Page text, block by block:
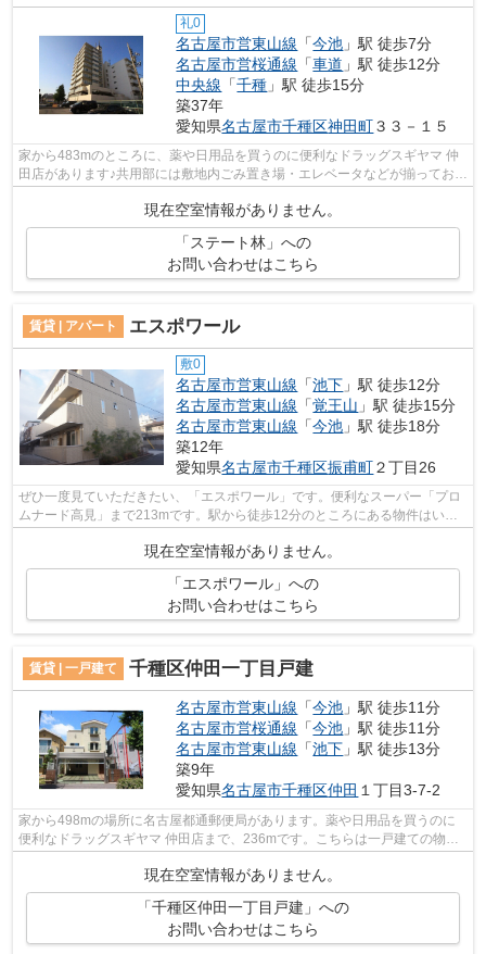
礼0
名古屋市営東山線 「今池 」駅 徒歩7分
名古屋市営桜通線 「車道 」駅 徒歩12分
中央線 「千種 」駅 徒歩15分
築37年
愛知県名古屋市千種区神田町３３－１５
家から483mのところに、薬や日用品を買うのに便利なドラッグスギヤマ 仲
田店があります♪共用部には敷地内ごみ置き場・エレベータなどが揃っており
ます♪空気の入れ替えも簡単におこなえ...
現在空室情報がありません。
「ステート林」への
お問い合わせはこちら
賃貸 | アパート エスポワール
敷0
名古屋市営東山線 「池下 」駅 徒歩12分
名古屋市営東山線 「覚王山 」駅 徒歩15分
名古屋市営東山線 「今池 」駅 徒歩18分
築12年
愛知県名古屋市千種区振甫町２丁目26
ぜひ一度見ていただきたい、「エスポワール」です。便利なスーパー「プロ
ムナード高見」まで213mです。駅から徒歩12分のところにある物件はいか
現在空室情報がありません。
「エスポワール」への
お問い合わせはこちら
賃貸 | 一戸建て 千種区仲田一丁目戸建
名古屋市営東山線 「今池 」駅 徒歩11分
名古屋市営桜通線 「今池 」駅 徒歩11分
名古屋市営東山線 「池下 」駅 徒歩13分
築9年
愛知県名古屋市千種区仲田 １丁目3-7-2
家から498mの場所に名古屋都通郵便局があります。薬や日用品を買うのに
便利なドラッグスギヤマ 仲田店まで、236mです。こちらは一戸建ての物件
現在空室情報がありません。
「千種区仲田一丁目戸建」への
お問い合わせはこちら